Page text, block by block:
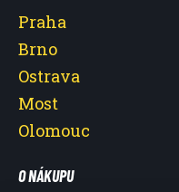
Praha
Brno
Ostrava
Most
Olomouc
O NÁKUPU